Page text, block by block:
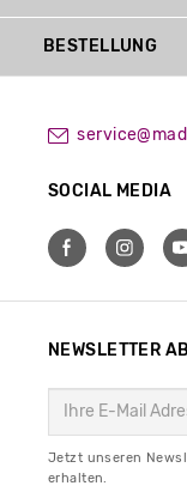
SOCIAL MEDIA
BESTELLUNG
NEWSLETTER
Jetzt unseren
erhalten.